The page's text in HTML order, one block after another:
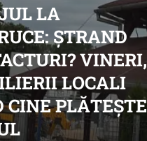
LA
ȘTRAND
VINERI,
LOCALI
CINE PLĂTEȘTE